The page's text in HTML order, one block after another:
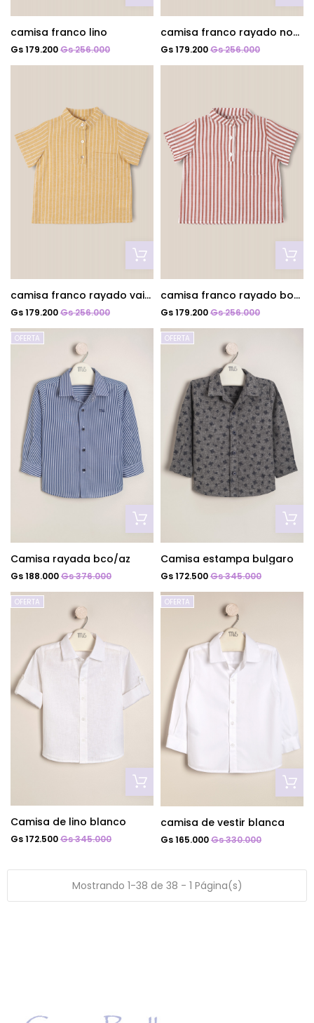
camisa franco lino
Gs 179.200Gs 256.000
camisa franco rayado noche
Gs 179.200Gs 256.000
camisa franco rayado vainilla
Gs 179.200Gs 256.000
camisa franco rayado bordo
Gs 179.200Gs 256.000
OFERTA
Camisa rayada bco/az
Gs 188.000Gs 376.000
OFERTA
Camisa estampa bulgaro
Gs 172.500Gs 345.000
OFERTA
Camisa de lino blanco
Gs 172.500Gs 345.000
OFERTA
camisa de vestir blanca
Gs 165.000Gs 330.000
Mostrando 1-38 de 38 - 1 Página(s)